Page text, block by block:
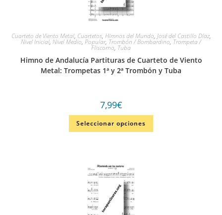
Cuarteto de Viento Metal, Cuartetos, Himnos del Mundo, José del Castillo Díaz,
Nivel Inicial, Nivel Medio, Popular, Trombón / Bombardino, Trompeta /
Fliscorno, Tuba
Himno de Andalucía Partituras de Cuarteto de Viento
Metal: Trompetas 1ª y 2ª Trombón y Tuba
7,99€
Seleccionar opciones